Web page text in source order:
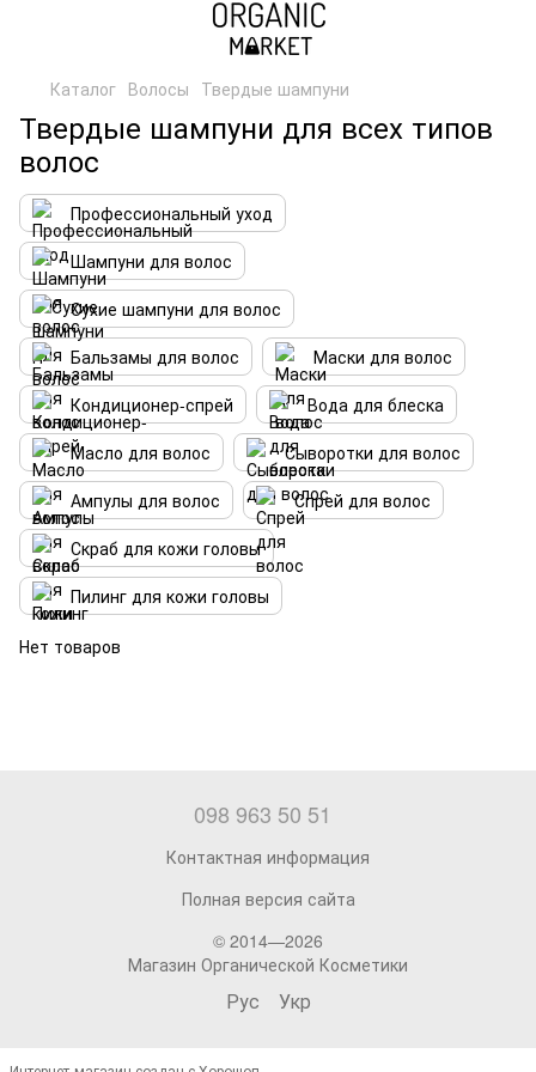
Каталог Волосы Твердые шампуни
Твердые шампуни для всех типов
волос
Профессиональный уход
Шампуни для волос
Сухие шампуни для волос
Бальзамы для волос
Маски для волос
Кондиционер-спрей
Вода для блеска
Масло для волос
Сыворотки для волос
Ампулы для волос
Спрей для волос
Скраб для кожи головы
Пилинг для кожи головы
Нет товаров
098 963 50 51
Контактная информация
Полная версия сайта
© 2014—2026
Магазин Органической Косметики
Рус Укр